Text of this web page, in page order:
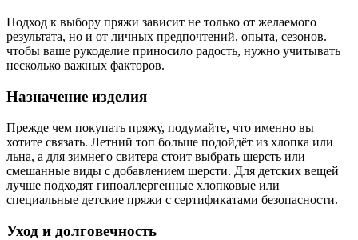
Подход к выбору пряжи зависит не только от желаемого
результата, но и от личных предпочтений, опыта, сезонов.
чтобы ваше рукоделие приносило радость, нужно учитывать
несколько важных факторов.
Назначение изделия
Прежде чем покупать пряжу, подумайте, что именно вы
хотите связать. Летний топ больше подойдёт из хлопка или
льна, а для зимнего свитера стоит выбрать шерсть или
смешанные виды с добавлением шерсти. Для детских вещей
лучше подходят гипоаллергенные хлопковые или
специальные детские пряжи с сертификатами безопасности.
Уход и долговечность